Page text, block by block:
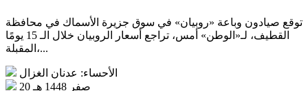
توقع صيادون وباعة «روبيان» في سوق جزيرة الأسماك في محافظة
القطيف، لـ«الوطن» أمس، تراجع أسعار الروبيان خلال الـ 15 يومًا
المقبلة،...
الأحساء: عدنان الغزال
20 صفر 1448 هـ